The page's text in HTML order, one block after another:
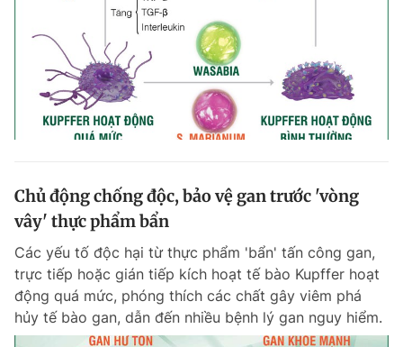
Chủ động chống độc, bảo vệ gan trước 'vòng
vây' thực phẩm bẩn
Các yếu tố độc hại từ thực phẩm 'bẩn' tấn công gan,
trực tiếp hoặc gián tiếp kích hoạt tế bào Kupffer hoạt
động quá mức, phóng thích các chất gây viêm phá
hủy tế bào gan, dẫn đến nhiều bệnh lý gan nguy hiểm.